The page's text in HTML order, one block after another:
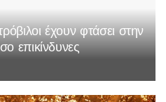
έχουν φτάσει στην
επικίνδυνες